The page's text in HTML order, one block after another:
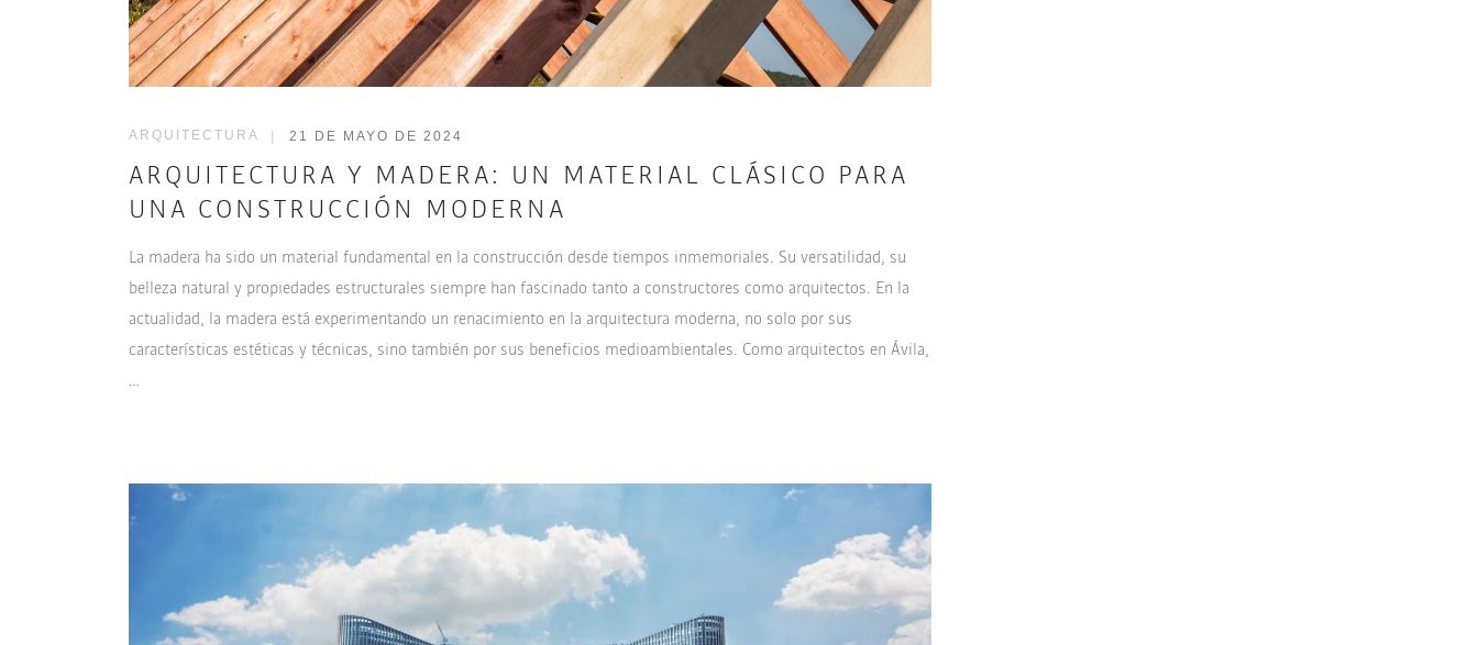
ARQUITECTURA 21 DE MAYO DE 2024
ARQUITECTURA Y MADERA: UN MATERIAL CLÁSICO PARA
UNA CONSTRUCCIÓN MODERNA
La madera ha sido un material fundamental en la construcción desde tiempos inmemoriales. Su versatilidad, su
belleza natural y propiedades estructurales siempre han fascinado tanto a constructores como arquitectos. En la
actualidad, la madera está experimentando un renacimiento en la arquitectura moderna, no solo por sus
características estéticas y técnicas, sino también por sus beneficios medioambientales. Como arquitectos en Ávila,
…